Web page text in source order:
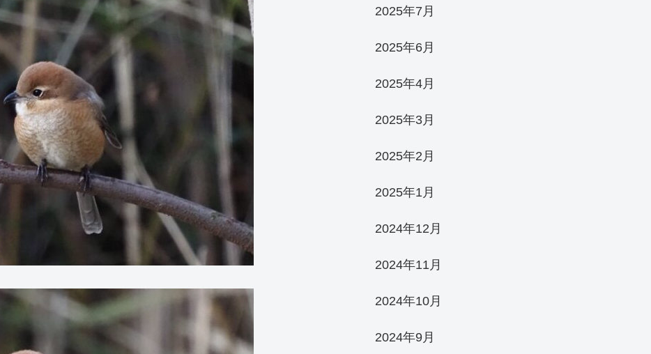
2025年7月
2025年6月
2025年4月
2025年3月
2025年2月
2025年1月
2024年12月
2024年11月
2024年10月
2024年9月